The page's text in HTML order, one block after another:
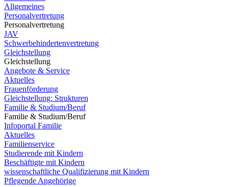
Allgemeines
Personalvertretung
Personalvertretung
JAV
Schwerbehindertenvertretung
Gleichstellung
Gleichstellung
Angebote & Service
Aktuelles
Frauenförderung
Gleichstellung: Strukturen
Familie & Studium/Beruf
Familie & Studium/Beruf
Infoportal Familie
Aktuelles
Familienservice
Studierende mit Kindern
Beschäftigte mit Kindern
wissenschaftliche Qualifizierung mit Kindern
Pflegende Angehörige